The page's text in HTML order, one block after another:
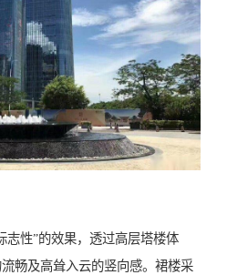
志性”的效果，透过高层塔楼体
畅及高耸入云的竖向感。裙楼采